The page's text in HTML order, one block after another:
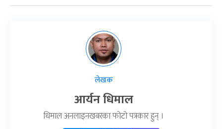
लेखक
आर्यन धिमाल
धिमाल अनलाइनखबरका फोटो पत्रकार हुन् ।